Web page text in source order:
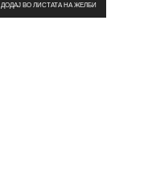
ДОДАЈ ВО ЛИСТАТА НА ЖЕЛБИ